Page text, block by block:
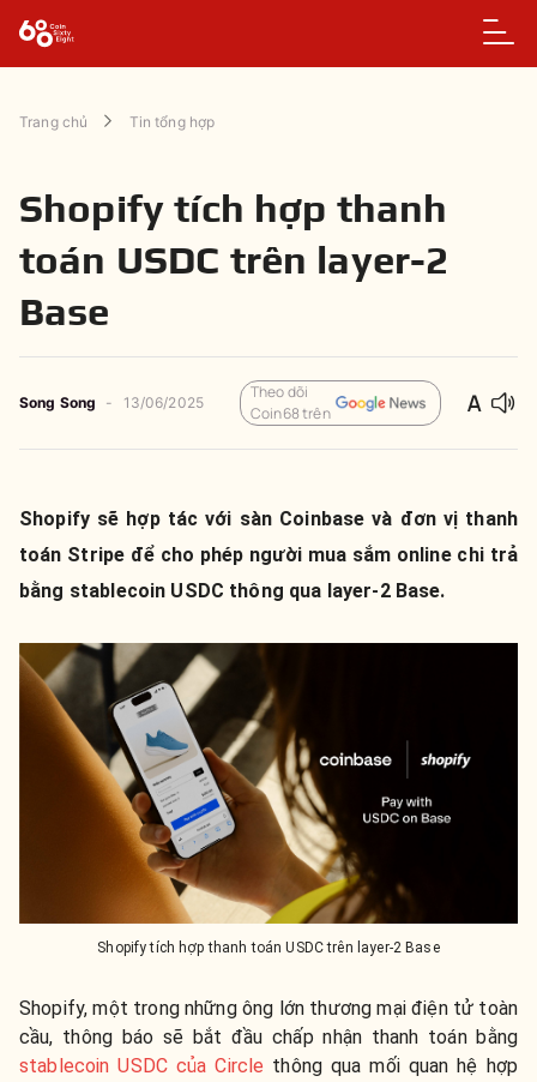
Trang chủ Tin tổng hợp
Shopify tích hợp thanh
toán USDC trên layer-2
Base
Song Song - 13/06/2025
Theo dõi
Coin68 trên
Shopify sẽ hợp tác với sàn Coinbase và đơn vị thanh
toán Stripe để cho phép người mua sắm online chi trả
bằng stablecoin USDC thông qua layer-2 Base.
Shopify tích hợp thanh toán USDC trên layer-2 Base
Shopify, một trong những ông lớn thương mại điện tử toàn
cầu, thông báo sẽ bắt đầu chấp nhận thanh toán bằng
stablecoin USDC của Circle thông qua mối quan hệ hợp